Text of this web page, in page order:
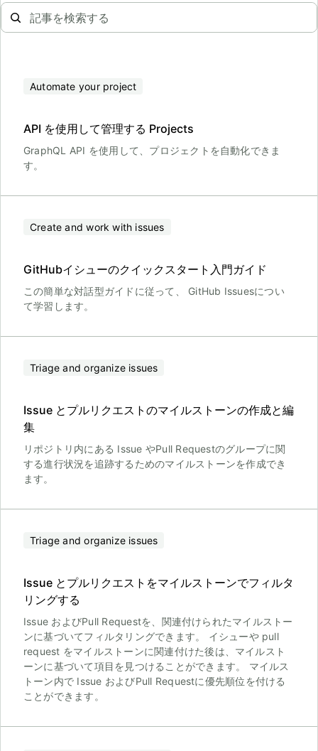
Automate your project
API を使用して管理する Projects
GraphQL API を使用して、プロジェクトを自動化できま
す。
Create and work with issues
GitHubイシューのクイックスタート入門ガイド
この簡単な対話型ガイドに従って、 GitHub Issuesについ
て学習します。
Triage and organize issues
Issue とプルリクエストのマイルストーンの作成と編
集
リポジトリ内にある Issue やPull Requestのグループに関
する進行状況を追跡するためのマイルストーンを作成でき
ます。
Triage and organize issues
Issue とプルリクエストをマイルストーンでフィルタ
リングする
Issue およびPull Requestを、関連付けられたマイルストー
ンに基づいてフィルタリングできます。 イシューや pull
request をマイルストーンに関連付けた後は、マイルスト
ーンに基づいて項目を見つけることができます。 マイルス
トーン内で Issue およびPull Requestに優先順位を付ける
ことができます。